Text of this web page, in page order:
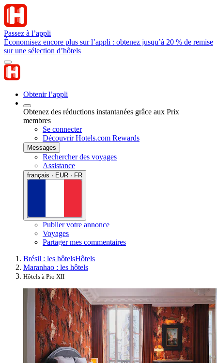
Passez à l’appli
Économisez encore plus sur l’appli : obtenez jusqu’à 20 % de remise
sur une sélection d’hôtels
Obtenir l’appli
Obtenez des réductions instantanées grâce aux Prix
membres
Se connecter
Découvrir Hotels.com Rewards
Messages
Rechercher des voyages
Assistance
français · EUR · FR
Publier votre annonce
Voyages
Partager mes commentaires
Brésil : les hôtelsHôtels
Maranhao : les hôtels
Hôtels à Pio XII